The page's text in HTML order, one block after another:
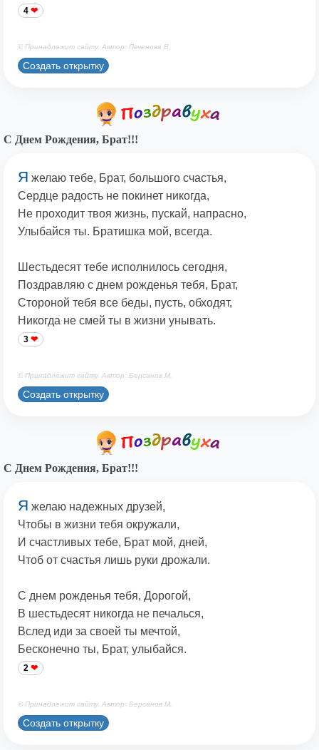
4
© Принадлежит сайту. Автор: Печенова В.
Создать открытку
С Днем Рождения, Брат!!!
Я желаю тебе, Брат, большого счастья,
Сердце радость не покинет никогда,
Не проходит твоя жизнь, пускай, напрасно,
Улыбайся ты. Братишка мой, всегда.
Шестьдесят тебе исполнилось сегодня,
Поздравляю с днем рожденья тебя, Брат,
Стороной тебя все беды, пусть, обходят,
Никогда не смей ты в жизни унывать.
3
© Принадлежит сайту. Автор: Берсанов М.
Создать открытку
С Днем Рождения, Брат!!!
Я желаю надежных друзей,
Чтобы в жизни тебя окружали,
И счастливых тебе, Брат мой, дней,
Чтоб от счастья лишь руки дрожали.
С днем рожденья тебя, Дорогой,
В шестьдесят никогда не печалься,
Вслед иди за своей ты мечтой,
Бесконечно ты, Брат, улыбайся.
2
© Принадлежит сайту. Автор: Берсанов М.
Создать открытку